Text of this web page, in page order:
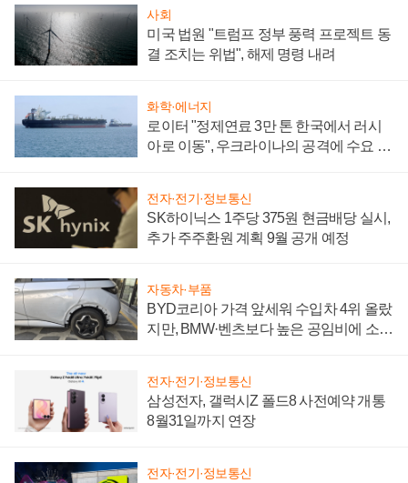
사회
미국 법원 "트럼프 정부 풍력 프로젝트 동
결 조치는 위법", 해제 명령 내려
화학·에너지
로이터 "정제연료 3만 톤 한국에서 러시
아로 이동", 우크라이나의 공격에 수요 늘
전자·전기·정보통신
SK하이닉스 1주당 375원 현금배당 실시,
추가 주주환원 계획 9월 공개 예정
자동차·부품
BYD코리아 가격 앞세워 수입차 4위 올랐
지만, BMW·벤츠보다 높은 공임비에 소비
전자·전기·정보통신
삼성전자, 갤럭시Z 폴드8 사전예약 개통
8월31일까지 연장
전자·전기·정보통신